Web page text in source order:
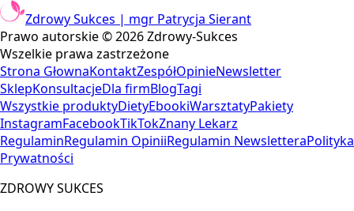
Zdrowy Sukces | mgr Patrycja Sierant
Prawo autorskie ©2026Zdrowy-Sukces
Wszelkie prawa zastrzeżone
Strona GłownaKontaktZespółOpinieNewsletter
SklepKonsultacjeDla firmBlogTagi
Wszystkie produktyDietyEbookiWarsztatyPakiety
InstagramFacebookTikTokZnany Lekarz
RegulaminRegulamin OpiniiRegulamin NewsletteraPolityka
Prywatności
ZDROWY SUKCES